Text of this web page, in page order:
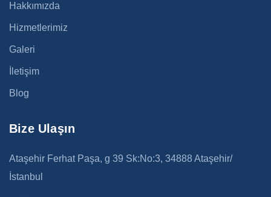
Hakkımızda
Hizmetlerimiz
Galeri
İletişim
Blog
Bize Ulaşın
Ataşehir Ferhat Paşa, g 39 Sk:No:3, 34888 Ataşehir/
İstanbul